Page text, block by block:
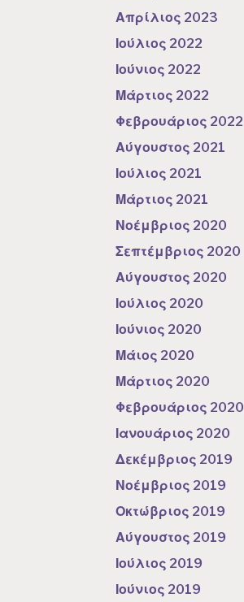
Απρίλιος 2023
Ιούλιος 2022
Ιούνιος 2022
Μάρτιος 2022
Φεβρουάριος 2022
Αύγουστος 2021
Ιούλιος 2021
Μάρτιος 2021
Νοέμβριος 2020
Σεπτέμβριος 2020
Αύγουστος 2020
Ιούλιος 2020
Ιούνιος 2020
Μάιος 2020
Μάρτιος 2020
Φεβρουάριος 2020
Ιανουάριος 2020
Δεκέμβριος 2019
Νοέμβριος 2019
Οκτώβριος 2019
Αύγουστος 2019
Ιούλιος 2019
Ιούνιος 2019